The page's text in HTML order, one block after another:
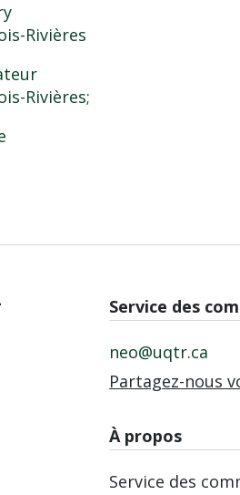
Rivières
Rivières;
Service des
neo@uqtr.ca
Partagez-nous
À propos
Service des